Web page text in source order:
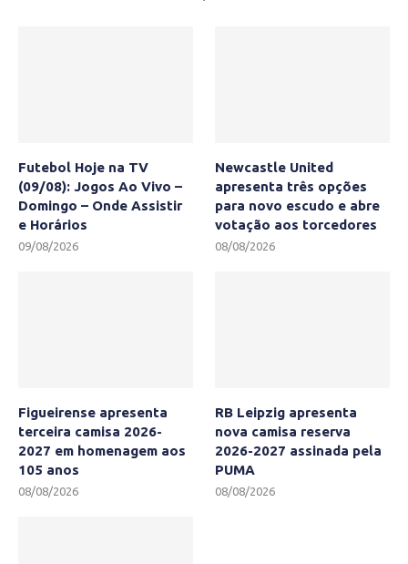
Futebol Hoje na TV
(09/08): Jogos Ao Vivo –
Domingo – Onde Assistir
e Horários
09/08/2026
Newcastle United
apresenta três opções
para novo escudo e abre
votação aos torcedores
08/08/2026
Figueirense apresenta
terceira camisa 2026-
2027 em homenagem aos
105 anos
08/08/2026
RB Leipzig apresenta
nova camisa reserva
2026-2027 assinada pela
PUMA
08/08/2026